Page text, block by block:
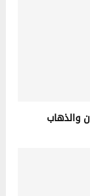
والذهاب